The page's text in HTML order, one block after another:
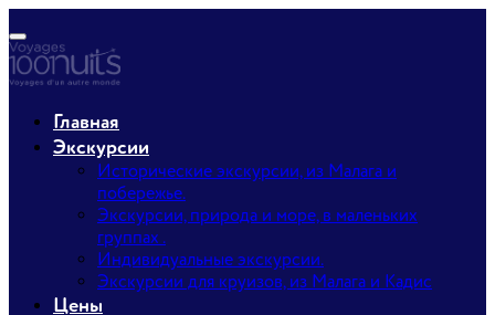
Главная
Экскурсии
Исторические экскурсии, из Малага и
побережье.
Экскурсии, природа и море, в маленьких
группах .
Индивидуальные экскурсии.
Экскурсии для круизов, из Малага и Кадис
Цены